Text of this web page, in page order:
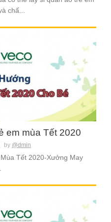
chấ...
em mùa Tết 2020
by @dmin
Tết 2020-Xưởng May